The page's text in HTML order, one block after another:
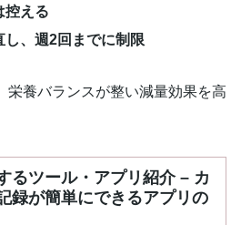
控える
し、週2回までに制限
栄養バランスが整い減量効果を高
るツール・アプリ紹介 – カ
録が簡単にできるアプリの